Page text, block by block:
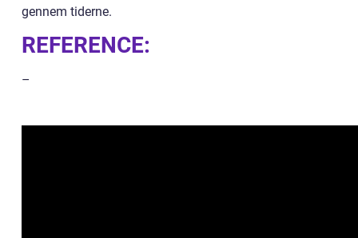
gennem tiderne.
REFERENCE:
–